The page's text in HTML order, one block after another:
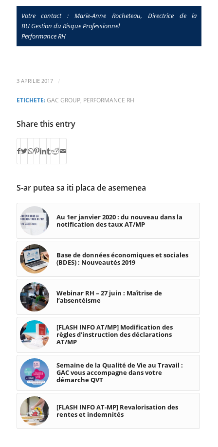
Votre contact : Marie-Anne Rocheteau, Directrice de la
BU Gestion du Risque Professionnel
Performance RH
3 APRILIE 2017 /
ETICHETE: GAC GROUP, PERFORMANCE RH
Share this entry
S-ar putea sa iti placa de asemenea
Au 1er janvier 2020 : du nouveau dans la
notification des taux AT/MP
Base de données économiques et sociales
(BDES) : Nouveautés 2019
Webinar RH – 27 juin : Maîtrise de
l’absentéisme
[FLASH INFO AT/MP] Modification des
règles d’instruction des déclarations
AT/MP
Semaine de la Qualité de Vie au Travail :
GAC vous accompagne dans votre
démarche QVT
[FLASH INFO AT-MP] Revalorisation des
rentes et indemnités